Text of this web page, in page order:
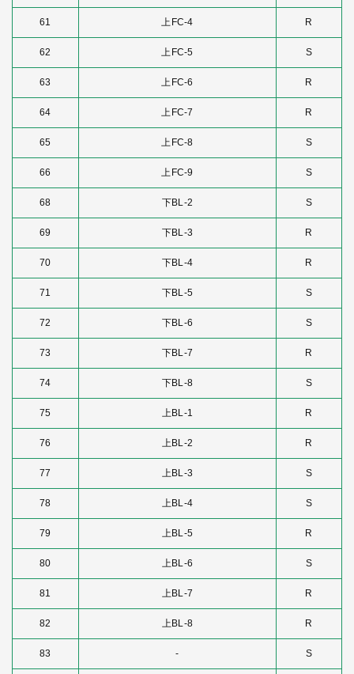
61 上FC-4 R
62 上FC-5 S
63 上FC-6 R
64 上FC-7 R
65 上FC-8 S
66 上FC-9 S
68 下BL-2 S
69 下BL-3 R
70 下BL-4 R
71 下BL-5 S
72 下BL-6 S
73 下BL-7 R
74 下BL-8 S
75 上BL-1 R
76 上BL-2 R
77 上BL-3 S
78 上BL-4 S
79 上BL-5 R
80 上BL-6 S
81 上BL-7 R
82 上BL-8 R
83 - S